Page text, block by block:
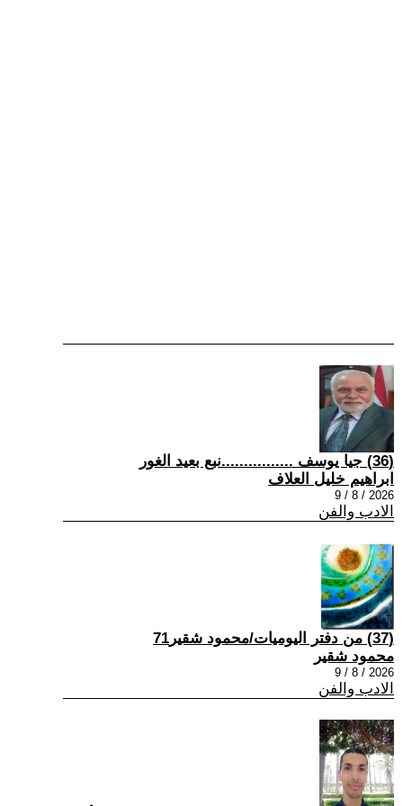
(36) جيا يوسف ................نبع بعيد الغور
ابراهيم خليل العلاف
2026 / 8 / 9
الادب والفن
(37) من دفتر اليوميات/محمود شقير71
محمود شقير
2026 / 8 / 9
الادب والفن